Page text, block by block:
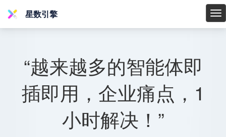
星
星数引擎
“越来越多的智能体即
插即用，企业痛点，1
小时解决！”